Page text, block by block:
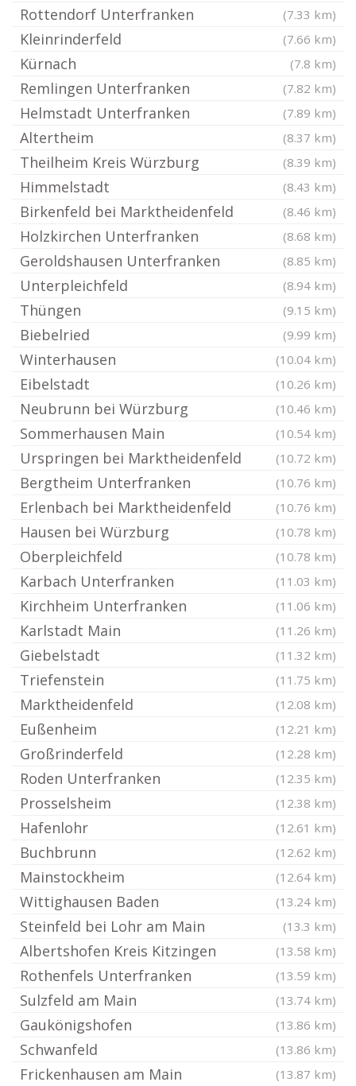
Rottendorf Unterfranken (7.33 km)
Kleinrinderfeld (7.66 km)
Kürnach (7.8 km)
Remlingen Unterfranken (7.82 km)
Helmstadt Unterfranken (7.89 km)
Altertheim (8.37 km)
Theilheim Kreis Würzburg (8.39 km)
Himmelstadt (8.43 km)
Birkenfeld bei Marktheidenfeld (8.46 km)
Holzkirchen Unterfranken (8.68 km)
Geroldshausen Unterfranken (8.85 km)
Unterpleichfeld (8.94 km)
Thüngen (9.15 km)
Biebelried (9.99 km)
Winterhausen (10.04 km)
Eibelstadt (10.26 km)
Neubrunn bei Würzburg (10.46 km)
Sommerhausen Main (10.54 km)
Urspringen bei Marktheidenfeld (10.72 km)
Bergtheim Unterfranken (10.76 km)
Erlenbach bei Marktheidenfeld (10.76 km)
Hausen bei Würzburg (10.78 km)
Oberpleichfeld (10.78 km)
Karbach Unterfranken (11.03 km)
Kirchheim Unterfranken (11.06 km)
Karlstadt Main (11.26 km)
Giebelstadt (11.32 km)
Triefenstein (11.75 km)
Marktheidenfeld (12.08 km)
Eußenheim (12.21 km)
Großrinderfeld (12.28 km)
Roden Unterfranken (12.35 km)
Prosselsheim (12.38 km)
Hafenlohr (12.61 km)
Buchbrunn (12.62 km)
Mainstockheim (12.64 km)
Wittighausen Baden (13.24 km)
Steinfeld bei Lohr am Main (13.3 km)
Albertshofen Kreis Kitzingen (13.58 km)
Rothenfels Unterfranken (13.59 km)
Sulzfeld am Main (13.74 km)
Gaukönigshofen (13.86 km)
Schwanfeld (13.86 km)
Frickenhausen am Main (13.87 km)